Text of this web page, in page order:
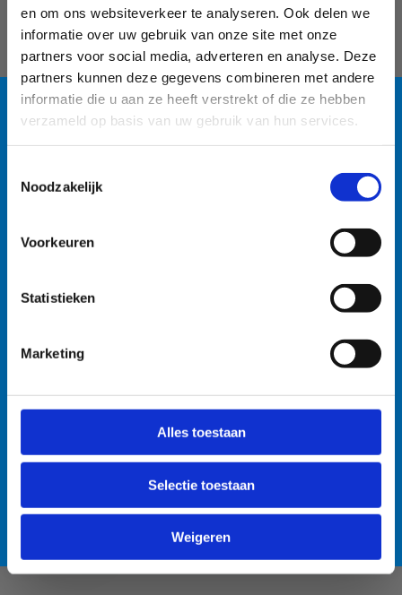
en om ons websiteverkeer te analyseren. Ook delen we
informatie over uw gebruik van onze site met onze
partners voor social media, adverteren en analyse. Deze
partners kunnen deze gegevens combineren met andere
informatie die u aan ze heeft verstrekt of die ze hebben
verzameld op basis van uw gebruik van hun services.
Noodzakelijk
Voorkeuren
Statistieken
Marketing
Alles toestaan
Selectie toestaan
Weigeren
watersportbaan
🚫 Helaas is er blauwalg vastgesteld in onze
watersportbaan. Dit betekent dat er vanaf nu een
recreatieverbod geldt. 🛶 Roeien, kajakken en zeilen
wordt afgeraden, maar kunnen mits volgende
na elke training. • Boten goed afspoelen na elke
training. • Niet in de drijflaag varen. • Niet voor
personen met een zwakke gezondheid. Voor de
voorzien. Bedankt voor jullie begrip! 💙
Lees meer over de alternatieve zwemlocatie
Geef aan tot welk domein jouw vraag behoort
KIES EEN DOMEIN
Jouw vraag
Anti-Robot Verification
Click to start verification
Verzend